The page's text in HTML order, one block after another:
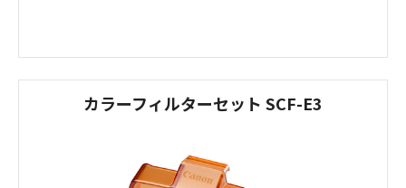
カラーフィルターセット SCF-E3